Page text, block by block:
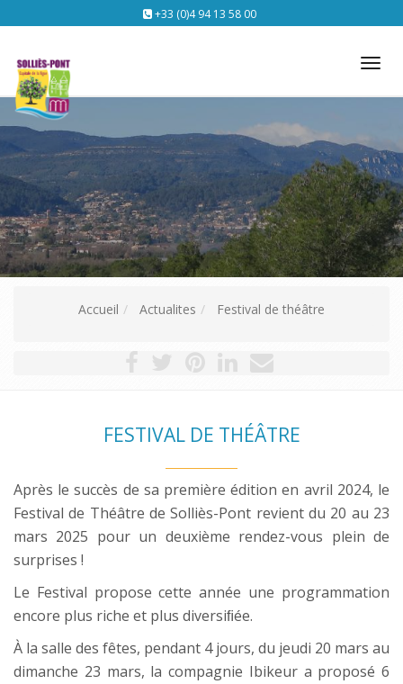
+33 (0)4 94 13 58 00
Accueil Actualites Festival de théâtre
FESTIVAL DE THÉÂTRE
Après le succès de sa première édition en avril 2024, le
Festival de Théâtre de Solliès-Pont revient du 20 au 23
mars 2025 pour un deuxième rendez-vous plein de
surprises !
Le Festival propose cette année une programmation
encore plus riche et plus diversiﬁée.
À la salle des fêtes, pendant 4 jours, du jeudi 20 mars au
dimanche 23 mars, la compagnie Ibikeur a proposé 6